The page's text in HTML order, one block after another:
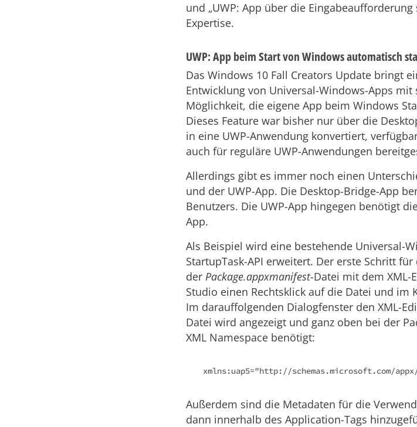
und „UWP: App über die Eingabeaufforderung
Expertise.
UWP: App beim Start von Windows automatisch
Das Windows 10 Fall Creators Update bringt
Entwicklung von Universal-Windows-Apps
Möglichkeit, die eigene App beim Windows
Dieses Feature war bisher nur über die
in eine UWP-Anwendung konvertiert,
auch für reguläre UWP-Anwendungen
Allerdings gibt es immer noch einen
und der UWP-App. Die Desktop-Bridge-App
Benutzers. Die UWP-App hingegen benötigt
App.
Als Beispiel wird eine bestehende Universal-
StartupTask-API erweitert. Der erste Schritt
der Package.appxmanifest-Datei mit dem XML-
Studio einen Rechtsklick auf die Datei und im
Im darauffolgenden Dialogfenster den XML-
Datei wird angezeigt und ganz oben bei der
XML Namespace benötigt:
xmlns:uap5="http://schemas.microsoft.com/
Außerdem sind die Metadaten für die
dann innerhalb des Application-Tags